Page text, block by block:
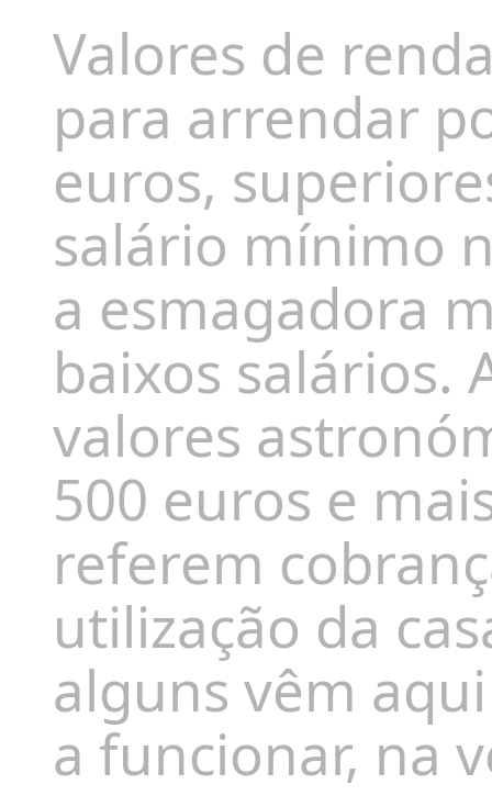
Valores de
para arrendar
euros,
salário mínimo
a esmagadora
baixos salários.
valores
500 euros e
referem
utilização da
alguns vêm
a funcionar, na